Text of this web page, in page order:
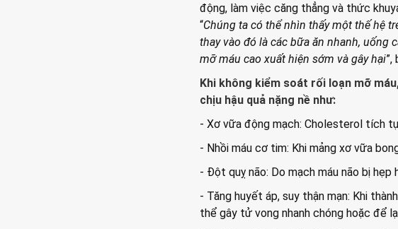
động, làm việc căng thẳng và thức
“Chúng ta có thể nhìn thấy một thế hệ
thay vào đó là các bữa ăn nhanh, uống
mỡ máu cao xuất hiện sớm và gây hại”,
Khi không kiểm soát rối loạn mỡ
chịu hậu quả nặng nề như:
- Xơ vữa động mạch: Cholesterol tích
- Nhồi máu cơ tim: Khi mảng xơ vữa
- Đột quỵ não: Do mạch máu não bị hẹp
- Tăng huyết áp, suy thận mạn: Khi
thể gây tử vong nhanh chóng hoặc để